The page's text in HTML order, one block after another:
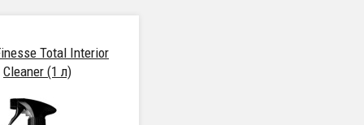
Total Interior
Cleaner (1 л)